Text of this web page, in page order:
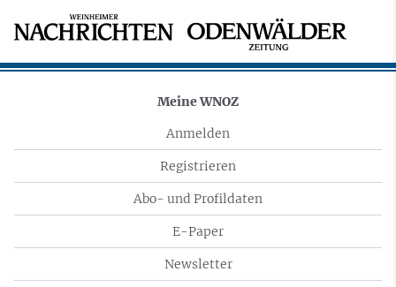
Meine WNOZ
Anmelden
Registrieren
Abo- und Profildaten
E-Paper
Newsletter